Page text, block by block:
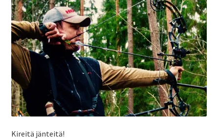
Kireitä jänteitä!